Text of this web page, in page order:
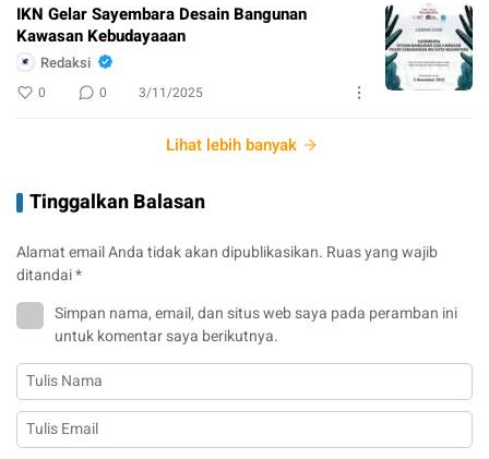
IKN Gelar Sayembara Desain Bangunan
Kawasan Kebudayaaan
Redaksi
0 0 3/11/2025
Lihat lebih banyak
Tinggalkan Balasan
Alamat email Anda tidak akan dipublikasikan. Ruas yang wajib
ditandai*
Simpan nama, email, dan situs web saya pada peramban ini
untuk komentar saya berikutnya.